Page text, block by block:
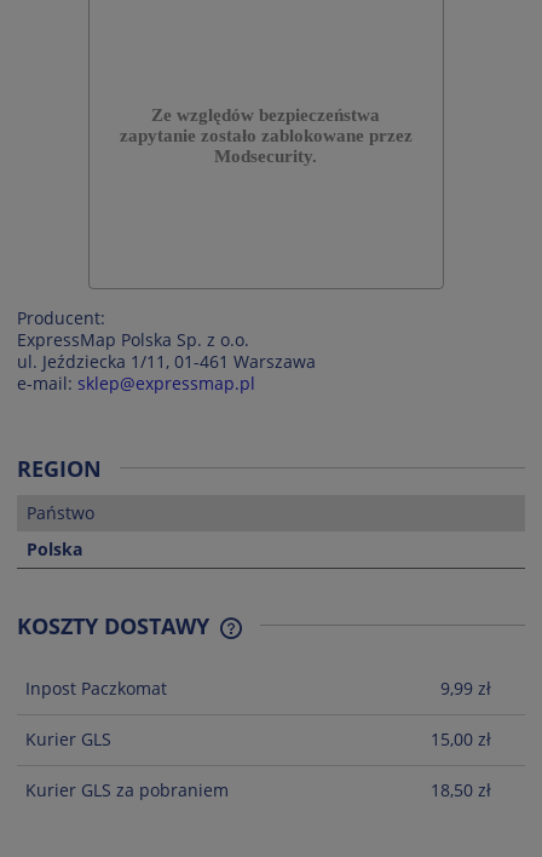
Producent:
ExpressMap Polska Sp. z o.o.
ul. Jeździecka 1/11, 01-461 Warszawa
e-mail: sklep@expressmap.pl
REGION
Państwo
Polska
KOSZTY DOSTAWY
Inpost Paczkomat 9,99 zł
Kurier GLS 15,00 zł
Kurier GLS za pobraniem 18,50 zł